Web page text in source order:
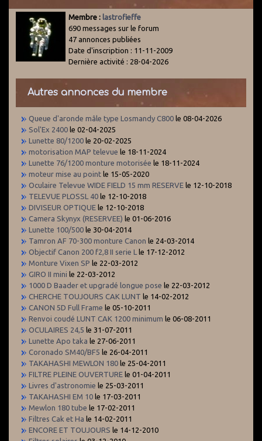
Membre : lastrofieffe
690 messages sur le forum
47 annonces publiées
Date d'inscription : 11-11-2009
Dernière activité : 28-04-2026
Autres annonces du membre
Queue d'aronde mâle type Losmandy C800 le 08-04-2026
Sol'Ex 2400 le 02-04-2025
Lunette 80/1200 le 20-02-2025
motorisation MAP televue le 18-11-2024
Lunette 76/1200 monture motorisée le 18-11-2024
moteur mise au point le 15-05-2020
Oculaire Televue WIDE FIELD 15 mm RESERVE le 12-10-2018
TELEVUE PLOSSL 40 le 12-10-2018
DIVISEUR OPTIQUE le 12-10-2018
Camera Skynyx (RESERVEE) le 01-06-2016
Lunette 100/500 le 30-04-2014
Tamron AF 70-300 monture Canon le 24-03-2014
Objectif Canon 200 f2,8 II serie L le 17-12-2012
Monture Vixen SP le 22-03-2012
GIRO II mini le 22-03-2012
1000 D Baader et upgradé longue pose le 22-03-2012
CHERCHE TOUJOURS CAK LUNT le 14-02-2012
CANON 5D Full Frame le 05-10-2011
Renvoi coudé LUNT CAK 1200 minimum le 06-08-2011
OCULAIRES 24,5 le 31-07-2011
Lunette Apo taka le 27-06-2011
Coronado SM40/BF5 le 26-04-2011
TAKAHASHI MEWLON 180 le 25-04-2011
FILTRE PLEINE OUVERTURE le 01-04-2011
Livres d'astronomie le 25-03-2011
TAKAHASHI EM 10 le 17-03-2011
Mewlon 180 tube le 17-02-2011
Filtres Cak et Ha le 14-02-2011
ENCORE ET TOUJOURS le 14-12-2010